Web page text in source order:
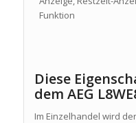
Funktion
Diese
dem AEG
Im Einzelhandel wird